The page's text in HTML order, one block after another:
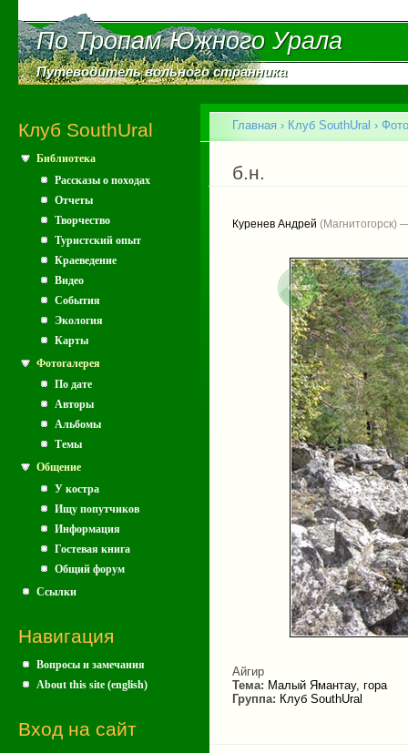
По Тропам Южного Урала
По Тропам Южного Урала
Путеводитель вольного странника
Путеводитель вольного странника
Клуб SouthUral
Библиотека
Рассказы о походах
Отчеты
Творчество
Туристский опыт
Краеведение
Видео
События
Экология
Карты
Фотогалерея
По дате
Авторы
Альбомы
Темы
Общение
У костра
Ищу попутчиков
Информация
Гостевая книга
Общий форум
Ссылки
Навигация
Вопросы и замечания
About this site (english)
Вход на сайт
Вы здесь
Главная › Клуб SouthUral ›
б.н.
Куренев Андрей (Магнитогорск)
Айгир
Тема: Малый Ямантау, гора
Группа: Клуб SouthUral